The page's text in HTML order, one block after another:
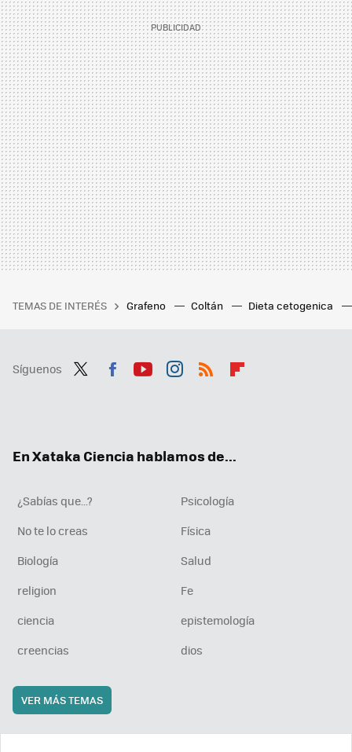
TEMAS DE INTERÉS Grafeno Coltán Dieta cetogenica
Síguenos
En Xataka Ciencia hablamos de...
¿Sabías que...?
Psicología
No te lo creas
Física
Biología
Salud
religion
Fe
ciencia
epistemología
creencias
dios
VER MÁS TEMAS